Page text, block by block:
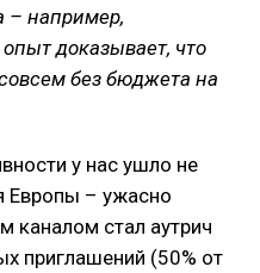
– например,
доказывает, что
без бюджета на
у нас ушло не
Европы – ужасно
стал аутрич
приглашений (50% от